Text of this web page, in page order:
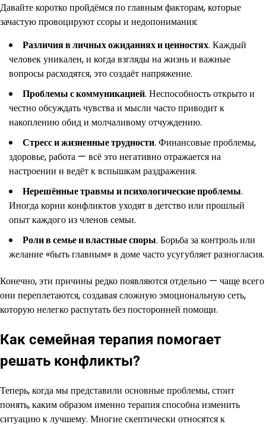
Давайте коротко пройдёмся по главным факторам, которые
зачастую провоцируют ссоры и недопонимания:
Различия в личных ожиданиях и ценностях. Каждый
человек уникален, и когда взгляды на жизнь и важные
вопросы расходятся, это создаёт напряжение.
Проблемы с коммуникацией. Неспособность открыто и
честно обсуждать чувства и мысли часто приводит к
накоплению обид и молчаливому отчуждению.
Стресс и жизненные трудности. Финансовые проблемы,
здоровье, работа — всё это негативно отражается на
настроении и ведёт к вспышкам раздражения.
Нерешённые травмы и психологические проблемы.
Иногда корни конфликтов уходят в детство или прошлый
опыт каждого из членов семьи.
Роли в семье и властные споры. Борьба за контроль или
желание «быть главным» в доме часто усугубляет разногласия.
Конечно, эти причины редко появляются отдельно — чаще всего
они переплетаются, создавая сложную эмоциональную сеть,
которую нелегко распутать без посторонней помощи.
Как семейная терапия помогает
решать конфликты?
Теперь, когда мы представили основные проблемы, стоит
понять, каким образом именно терапия способна изменить
ситуацию к лучшему. Многие скептически относятся к